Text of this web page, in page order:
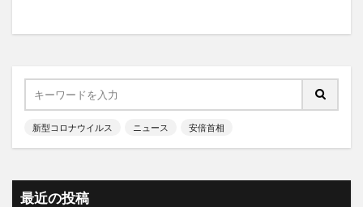
新型コロナウイルス ニュース 安倍首相
最近の投稿